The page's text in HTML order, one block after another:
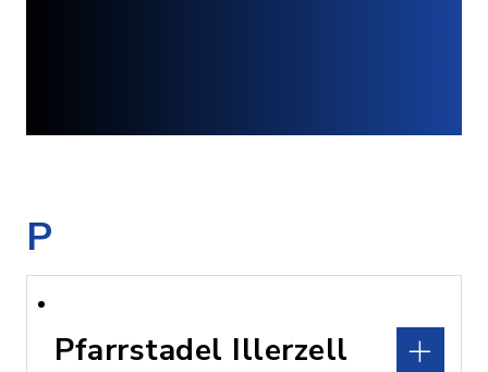
P
Pfarrstadel Illerzell